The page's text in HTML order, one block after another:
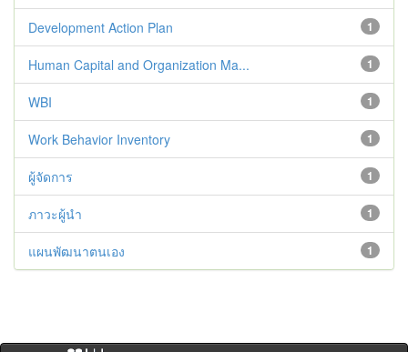
1
Development Action Plan
1
Human Capital and Organization Ma...
1
WBI
1
Work Behavior Inventory
1
ผู้จัดการ
1
ภาวะผู้นำ
1
แผนพัฒนาตนเอง